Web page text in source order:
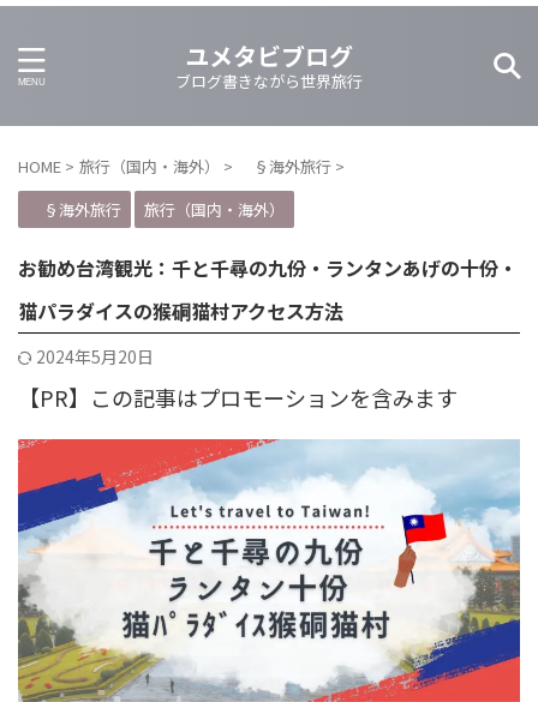
ユメタビブログ
ブログ書きながら世界旅行
HOME > 旅行（国内・海外） > §海外旅行 >
§海外旅行
旅行（国内・海外）
お勧め台湾観光：千と千尋の九份・ランタンあげの十份・
猫パラダイスの猴硐猫村アクセス方法
2024年5月20日
【PR】この記事はプロモーションを含みます